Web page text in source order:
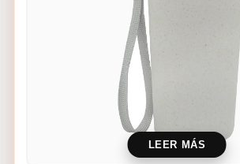
LEER MÁS